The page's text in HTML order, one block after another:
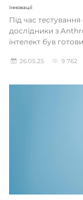
Інновації
Під час
дослідники з
інтелект був
26.05.25 9 762